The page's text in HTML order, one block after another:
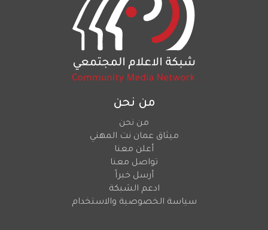
من نحن
من نحن
ميثاق عمان نت المهني
أعلن معنا
تواصل معنا
أرسل خبراً
ادعم الشبكة
سياسة الخصوصية والاستخدام